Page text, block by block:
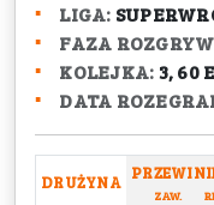
LIGA:
FAZA
KOLEJKA:3, 60
DATA
DRUŻYNA
ZAW.